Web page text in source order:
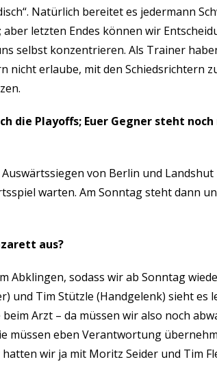
Natürlich bereitet es jedermann
letzten Endes können wir
selbst konzentrieren. Als Trainer
nicht erlaube, mit den Schiedsrichtern
die Playoffs; Euer Gegner steht
von Berlin und
warten. Am Sonntag steht dann
aus?
Abklingen, sodass wir ab Sonntag
und Tim Stützle (Handgelenk) sieht es
Arzt – da müssen wir also noch
müssen eben Verantwortung
wir ja mit Moritz Seider und Tim